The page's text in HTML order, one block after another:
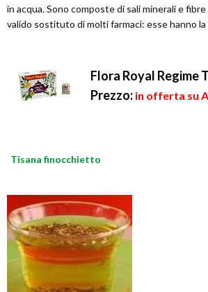
in acqua. Sono composte di sali minerali e
valido sostituto di molti farmaci: esse hanno
Flora Royal Regime
Prezzo: in offerta su
Tisana finocchietto